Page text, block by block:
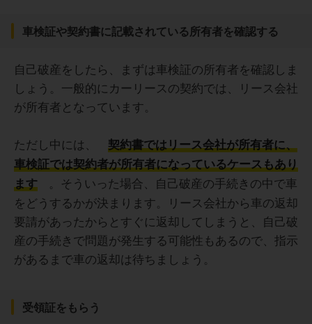
車検証や契約書に記載されている所有者を確認する
自己破産をしたら、まずは車検証の所有者を確認しま
しょう。一般的にカーリースの契約では、リース会社
が所有者となっています。
ただし中には、
契約書ではリース会社が所有者に、
車検証では契約者が所有者になっているケースもあり
ます
。そういった場合、自己破産の手続きの中で車
をどうするかが決まります。リース会社から車の返却
要請があったからとすぐに返却してしまうと、自己破
産の手続きで問題が発生する可能性もあるので、指示
があるまで車の返却は待ちましょう。
受領証をもらう